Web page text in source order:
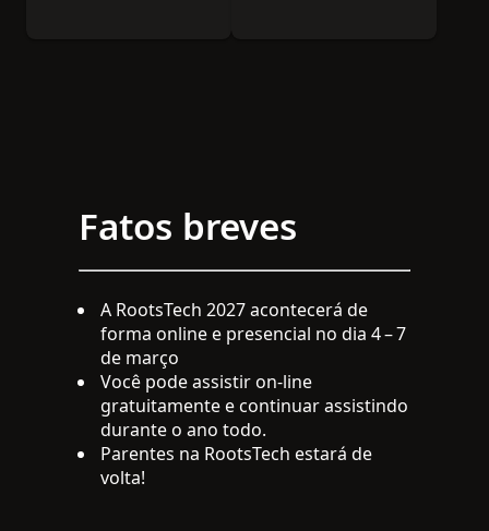
Fatos breves
A RootsTech 2027 acontecerá de
forma online e presencial no dia 4 – 7
de março
Você pode assistir on-line
gratuitamente e continuar assistindo
durante o ano todo.
Parentes na RootsTech estará de
volta!